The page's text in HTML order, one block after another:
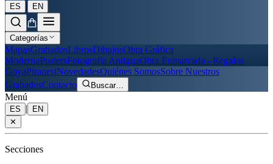
ES | EN
Categorías
MapasGrabadosLibrosDibujosObra Gráfica
ModernaPostersFotografía AntiguaObra Enmarcada - Regalos
GoyaPiranesiNovedadesQuiénes SomosSobre Nuestros
GrabadosContacto Buscar…
Menú
ES |
EN
✕
Secciones